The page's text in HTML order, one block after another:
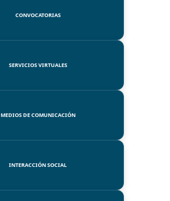
CONVOCATORIAS
SERVICIOS VIRTUALES
MEDIOS DE COMUNICACIÓN
INTERACCIÓN SOCIAL